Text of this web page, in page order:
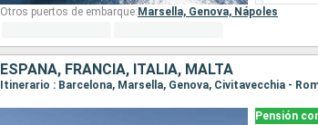
Otros puertos de embarque: Marsella, Genova, Nápoles
ESPAÑA, FRANCIA, ITALIA, MALTA
Itinerario : Barcelona, Marsella, Genova, Civitavecchia -
Pensión